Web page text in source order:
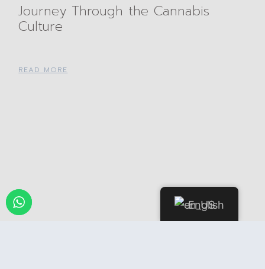
Journey Through the Cannabis
Culture
READ MORE
English